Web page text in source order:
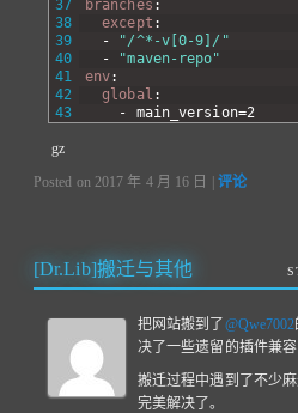
37
38
39
40
41
42
43
branches :
except :
-
"/^*-v[0-9]/"
-
"maven-repo"
env:
global :
-
main_version=2
gz
Posted on 2017 年 4 月 16 日 | 评论
[Dr.Lib]搬迁与其他
把网站搬到了@Qwe7002
决了一些遗留的插件兼
搬迁过程中遇到了不少
完美解决了。